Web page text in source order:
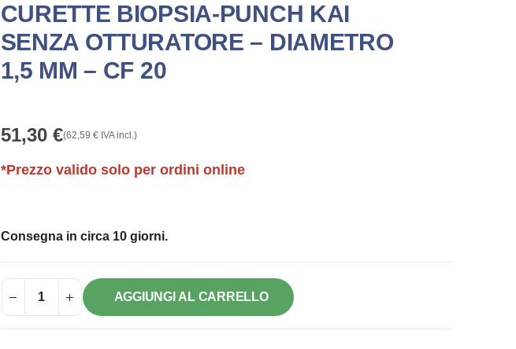
CURETTE BIOPSIA-PUNCH KAI
SENZA OTTURATORE – DIAMETRO
1,5 MM – CF 20
51,30 €(62,59 €IVA incl.)
*Prezzo valido solo per ordini online
Consegna in circa 10 giorni.
AGGIUNGI AL CARRELLO